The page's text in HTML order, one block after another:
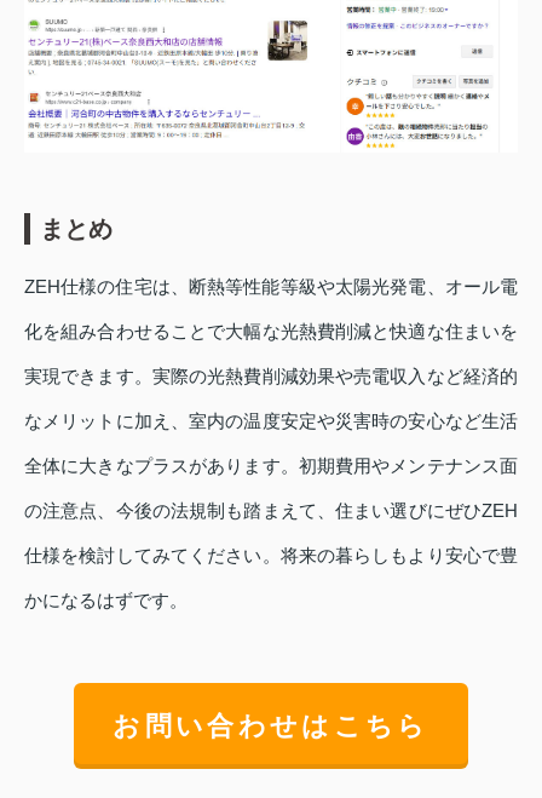
まとめ
ZEH仕様の住宅は、断熱等性能等級や太陽光発電、オール電
化を組み合わせることで大幅な光熱費削減と快適な住まいを
実現できます。実際の光熱費削減効果や売電収入など経済的
なメリットに加え、室内の温度安定や災害時の安心など生活
全体に大きなプラスがあります。初期費用やメンテナンス面
の注意点、今後の法規制も踏まえて、住まい選びにぜひZEH
仕様を検討してみてください。将来の暮らしもより安心で豊
かになるはずです。
お問い合わせはこちら